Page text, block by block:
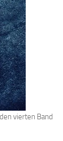
vierten Band